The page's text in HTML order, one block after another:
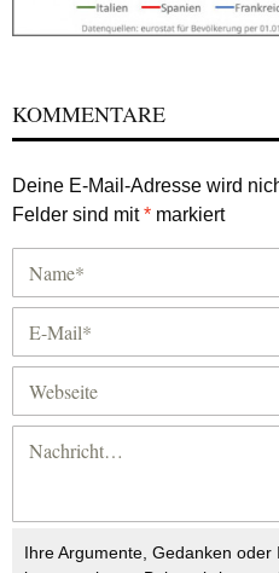
KOMMENTARE
Deine E-Mail-Adresse wird
Felder sind mit* markiert
Ihre Argumente, Gedanken oder